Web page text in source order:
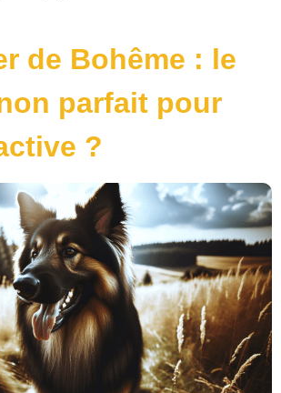
de Bohême : le
parfait pour
?